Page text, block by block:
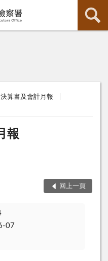
算書及會計月報
報
回上一頁
07